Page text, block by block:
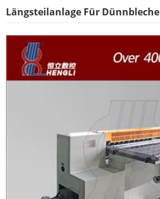
Längsteilanlage Für Dünnbleche